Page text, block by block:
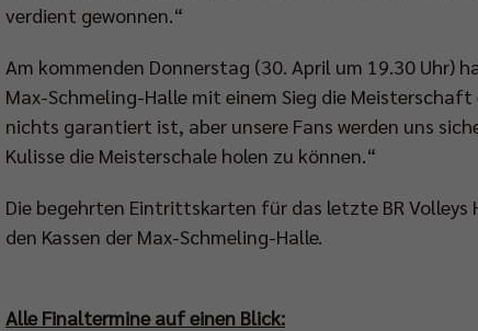
verdient gewonnen.“
Am kommenden Donnerstag (30. April um 19.30 Uhr)
Max-Schmeling-Halle mit einem Sieg die
nichts garantiert ist, aber unsere Fans werden uns
Kulisse die Meisterschale holen zu können.“
Die begehrten Eintrittskarten für das letzte BR Volleys
den Kassen der Max-Schmeling-Halle.
Alle Finaltermine auf einen Blick: